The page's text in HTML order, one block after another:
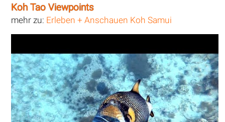
Koh Tao Viewpoints
mehr zu: Erleben + Anschauen Koh Samui